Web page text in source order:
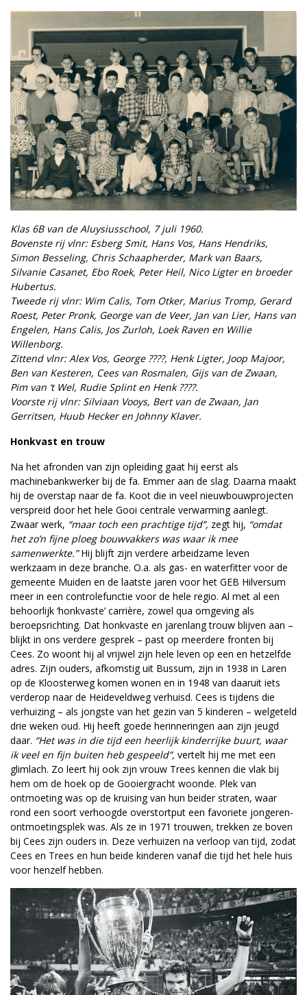
Klas 6B van de Aluysiusschool, 7 juli 1960.
Bovenste rij vlnr: Esberg Smit, Hans Vos, Hans Hendriks,
Simon Besseling, Chris Schaapherder, Mark van Baars,
Silvanie Casanet, Ebo Roek, Peter Heil, Nico Ligter en broeder
Hubertus.
Tweede rij vlnr: Wim Calis, Tom Otker, Marius Tromp, Gerard
Roest, Peter Pronk, George van de Veer, Jan van Lier, Hans van
Engelen, Hans Calis, Jos Zurloh, Loek Raven en Willie
Willenborg.
Zittend vlnr: Alex Vos, George ????, Henk Ligter, Joop Majoor,
Ben van Kesteren, Cees van Rosmalen, Gijs van de Zwaan,
Pim van ‘t Wel, Rudie Splint en Henk ????.
Voorste rij vlnr: Silviaan Vooys, Bert van de Zwaan, Jan
Gerritsen, Huub Hecker en Johnny Klaver.
Honkvast en trouw
Na het afronden van zijn opleiding gaat hij eerst als
machinebankwerker bij de fa. Emmer aan de slag. Daarna maakt
hij de overstap naar de fa. Koot die in veel nieuwbouwprojecten
verspreid door het hele Gooi centrale verwarming aanlegt.
Zwaar werk, “maar toch een prachtige tijd”, zegt hij, “omdat
het zo’n fijne ploeg bouwvakkers was waar ik mee
samenwerkte.”Hij blijft zijn verdere arbeidzame leven
werkzaam in deze branche. O.a. als gas- en waterfitter voor de
gemeente Muiden en de laatste jaren voor het GEB Hilversum
meer in een controlefunctie voor de hele regio. Al met al een
behoorlijk ‘honkvaste’ carrière, zowel qua omgeving als
beroepsrichting. Dat honkvaste en jarenlang trouw blijven aan –
blijkt in ons verdere gesprek – past op meerdere fronten bij
Cees. Zo woont hij al vrijwel zijn hele leven op een en hetzelfde
adres. Zijn ouders, afkomstig uit Bussum, zijn in 1938 in Laren
op de Kloosterweg komen wonen en in 1948 van daaruit iets
verderop naar de Heideveldweg verhuisd. Cees is tijdens die
verhuizing – als jongste van het gezin van 5 kinderen – welgeteld
drie weken oud. Hij heeft goede herinneringen aan zijn jeugd
daar. “Het was in die tijd een heerlijk kinderrijke buurt, waar
ik veel en fijn buiten heb gespeeld”, vertelt hij me met een
glimlach. Zo leert hij ook zijn vrouw Trees kennen die vlak bij
hem om de hoek op de Gooiergracht woonde. Plek van
ontmoeting was op de kruising van hun beider straten, waar
rond een soort verhoogde overstortput een favoriete jongeren-
ontmoetingsplek was. Als ze in 1971 trouwen, trekken ze boven
bij Cees zijn ouders in. Deze verhuizen na verloop van tijd, zodat
Cees en Trees en hun beide kinderen vanaf die tijd het hele huis
voor henzelf hebben.